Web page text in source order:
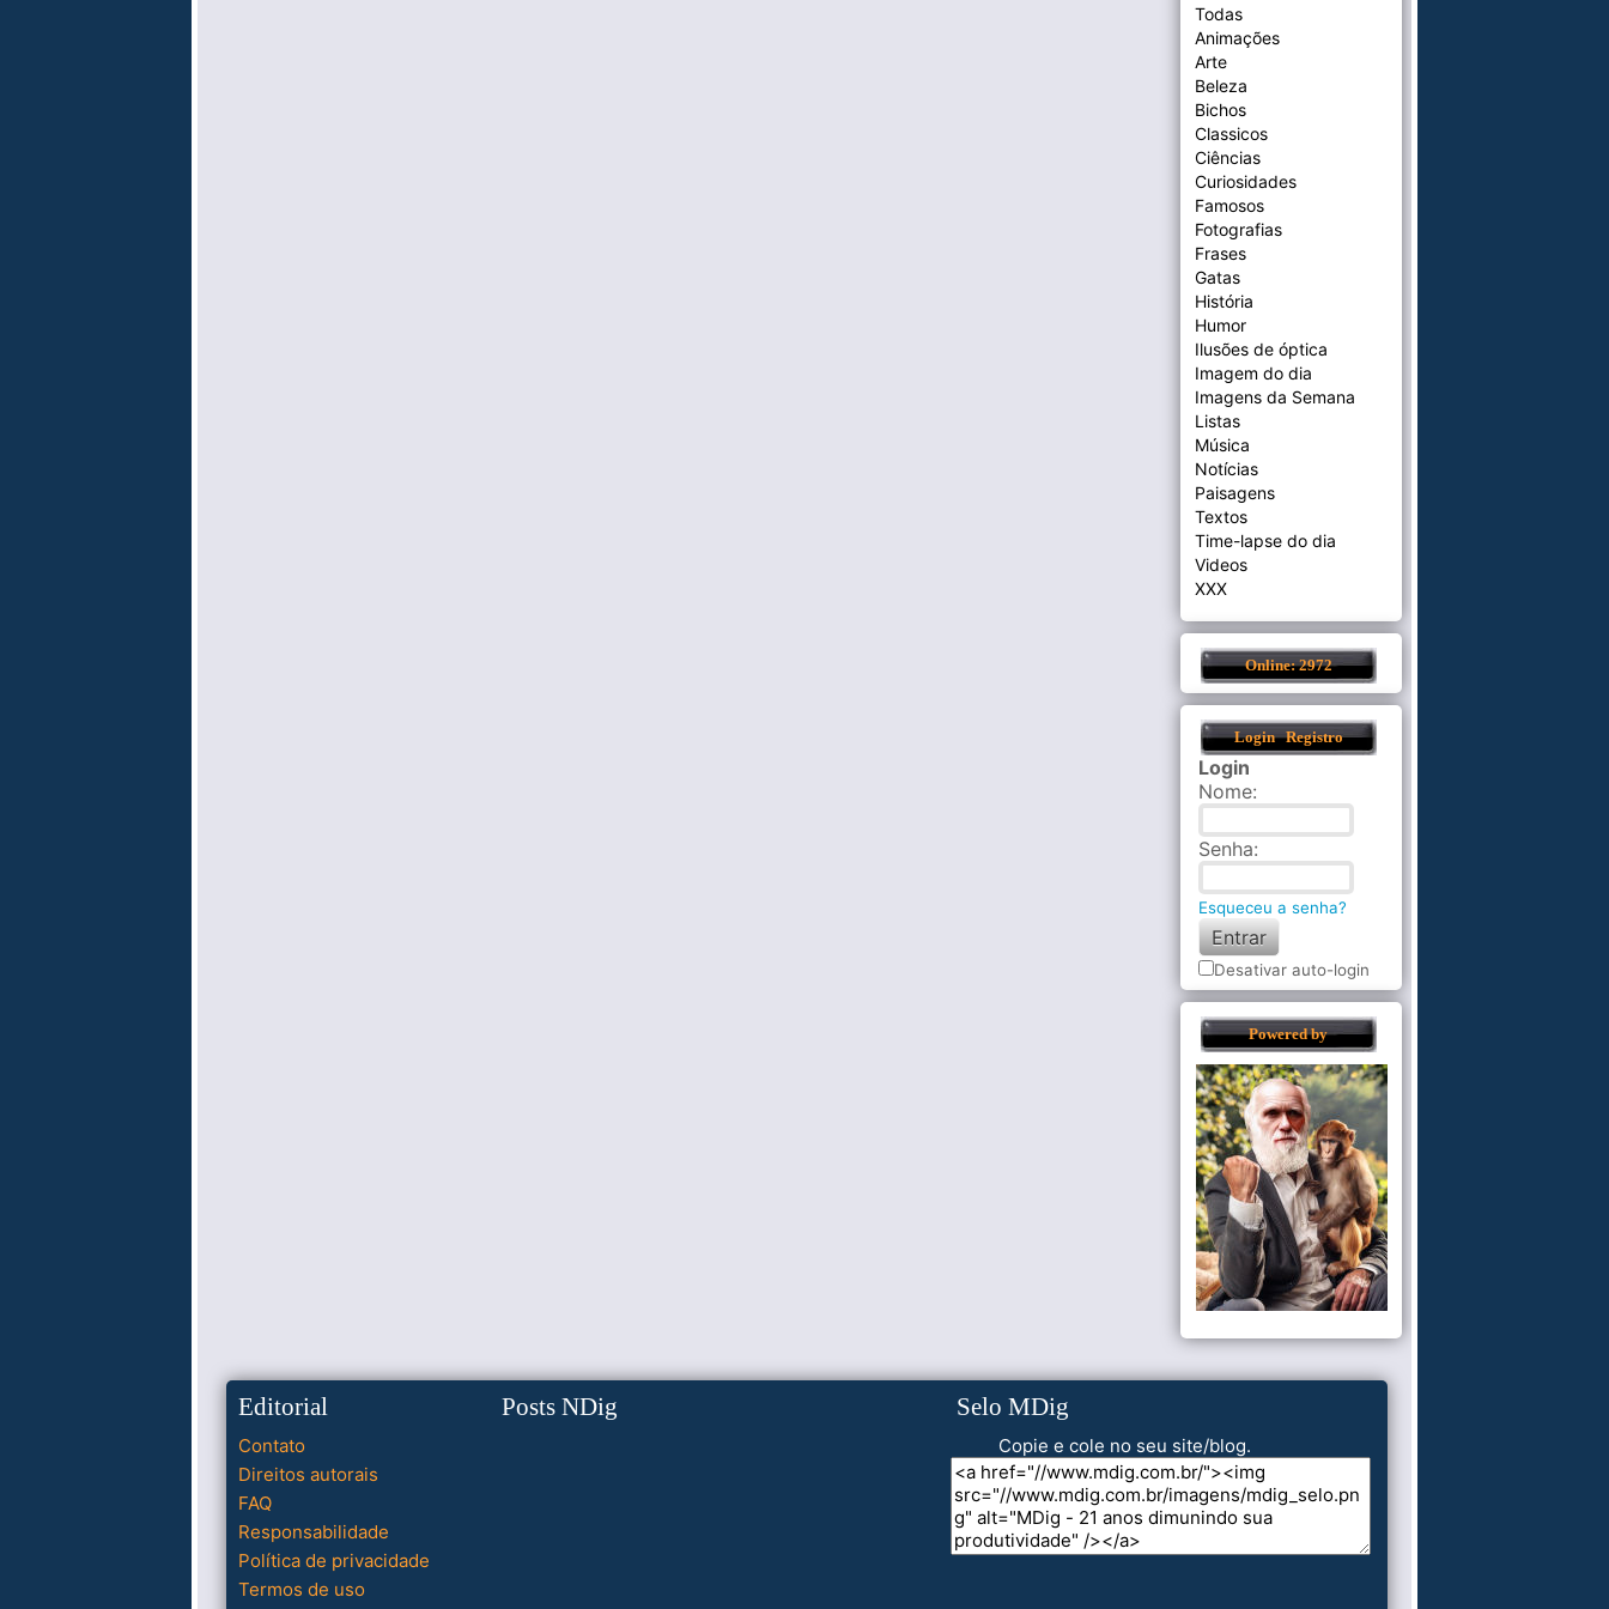
Todas
Animações
Arte
Beleza
Bichos
Classicos
Ciências
Curiosidades
Famosos
Fotografias
Frases
Gatas
História
Humor
Ilusões de óptica
Imagem do dia
Imagens da Semana
Listas
Música
Notícias
Paisagens
Textos
Time-lapse do dia
Videos
XXX
Online: 2972
Login Registro
Login
Nome:
Senha:
Esqueceu a senha?
Desativar auto-login
Powered by
Editorial
Contato
Direitos autorais
FAQ
Responsabilidade
Política de privacidade
Termos de uso
Posts NDig Selo MDig
Copie e cole no seu site/blog.